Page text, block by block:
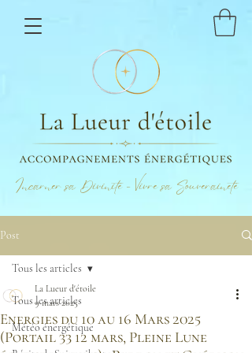
Incarner sa Divinité - Vivre sa Souveraineté
Post
Tous les articles
Météo énergétique
Tous les articles
Energies du 10 au 16 Mars 2025
(Portail 33 12 mars, Pleine Lune
La Lueur d'étoile
9 mars 2025